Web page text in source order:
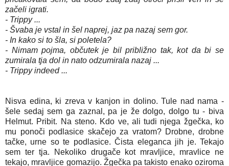
začeli igrati.
- Trippy ...
- Švaba je vstal in šel naprej, jaz pa nazaj sem gor.
- In kako si to šla, si poletela?
- Nimam pojma, občutek je bil približno tak, kot da bi se
zumirala tja dol in nato odzumirala nazaj ...
- Trippy indeed ...
Nisva edina, ki zreva v kanjon in dolino. Tule nad nama -
šele sedaj sem ga zaznal, pa je že dolgo, dolgo tu - biva
Helmut. Pribit. Na steno. Kdo ve, ali tudi njega žgečka, ko
mu ponoči podlasice skačejo za vratom? Drobne, drobne
tačke, urne so te podlasice. Čista eleganca jih je. Tekajo
sem ter tja. Nekoliko drugače kot mravljice, mravlice ne
tekajo, mravljice gomazijo. Žgečka pa takisto enako oziroma